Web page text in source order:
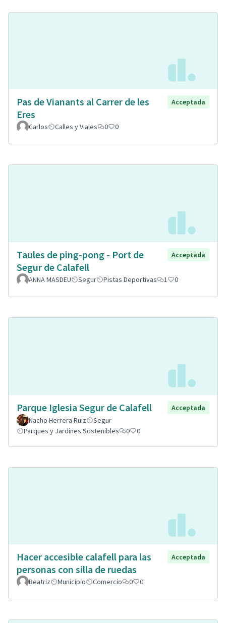
Pas de Vianants al Carrer de les
Eres
Acceptada
Carlos Calles y Viales 0 0
Taules de ping-pong - Port de
Segur de Calafell
Acceptada
ANNA MASDEU Segur Pistas Deportivas 1 0
Parque Iglesia Segur de Calafell
Acceptada
Nacho Herrera Ruiz
Segur
Parques y Jardines Sostenibles
0 0
Hacer accesible calafell para las
personas con silla de ruedas
Acceptada
Beatriz Municipio Comercio 0 0